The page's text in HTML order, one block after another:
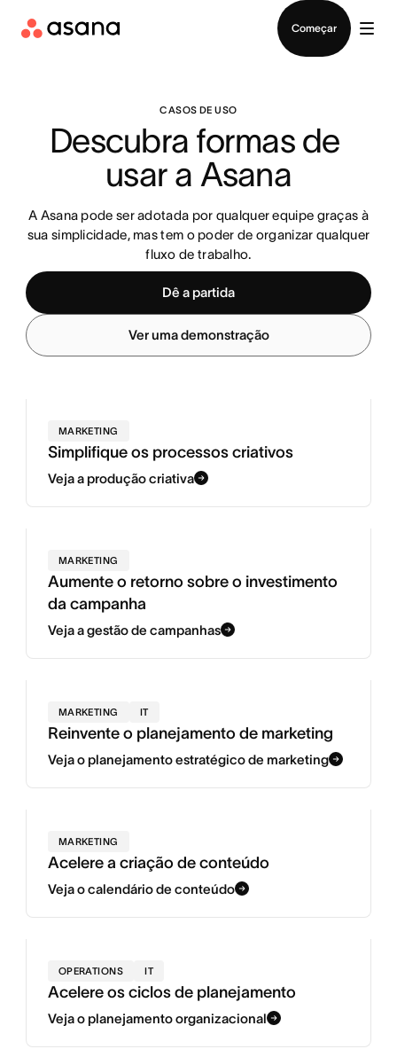
Começar
CASOS DE USO
Descubra formas de
usar a Asana
A Asana pode ser adotada por qualquer equipe graças à
sua simplicidade, mas tem o poder de organizar qualquer
fluxo de trabalho.
Dê a partida
Ver uma demonstração
MARKETING
Simplifique os processos criativos
Veja a produção criativa
MARKETING
Aumente o retorno sobre o investimento
da campanha
Veja a gestão de campanhas
MARKETING IT
Reinvente o planejamento de marketing
Veja o planejamento estratégico de marketing
MARKETING
Acelere a criação de conteúdo
Veja o calendário de conteúdo
OPERATIONS IT
Acelere os ciclos de planejamento
Veja o planejamento organizacional